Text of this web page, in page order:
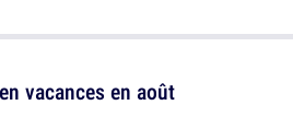
vacances en août